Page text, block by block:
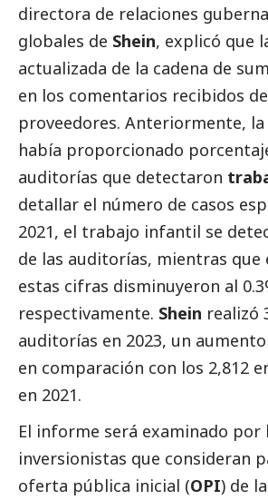
directora de relaciones
globales de Shein, explicó que
actualizada de la cadena de
en los comentarios recibidos
proveedores. Anteriormente,
había proporcionado
auditorías que detectaron
detallar el número de casos
2021, el trabajo infantil se
de las auditorías, mientras que
estas cifras disminuyeron al
respectivamente. Shein realizó
auditorías en 2023, un
en comparación con los 2,812
en 2021.
El informe será examinado por
inversionistas que consideran
oferta pública inicial (OPI) de